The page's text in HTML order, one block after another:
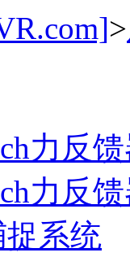
>
力反
力反
捉系统